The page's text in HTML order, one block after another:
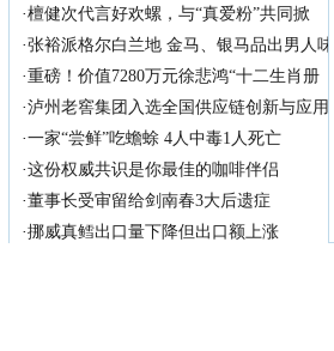
·檀健次代言好欢螺，与“真爱粉”共同掀
·张裕派格尔白兰地 金马、银马品出男人味
·重磅！价值7280万元徐悲鸿“十二生肖册
·泸州老窖集团入选全国供应链创新与应用
·一家“尝鲜”吃蟾蜍 4人中毒1人死亡
·这份权威共识是你最佳的咖啡伴侣
·董事长受审留给剑南春3大后遗症
·挪威真鳕出口量下降但出口额上涨